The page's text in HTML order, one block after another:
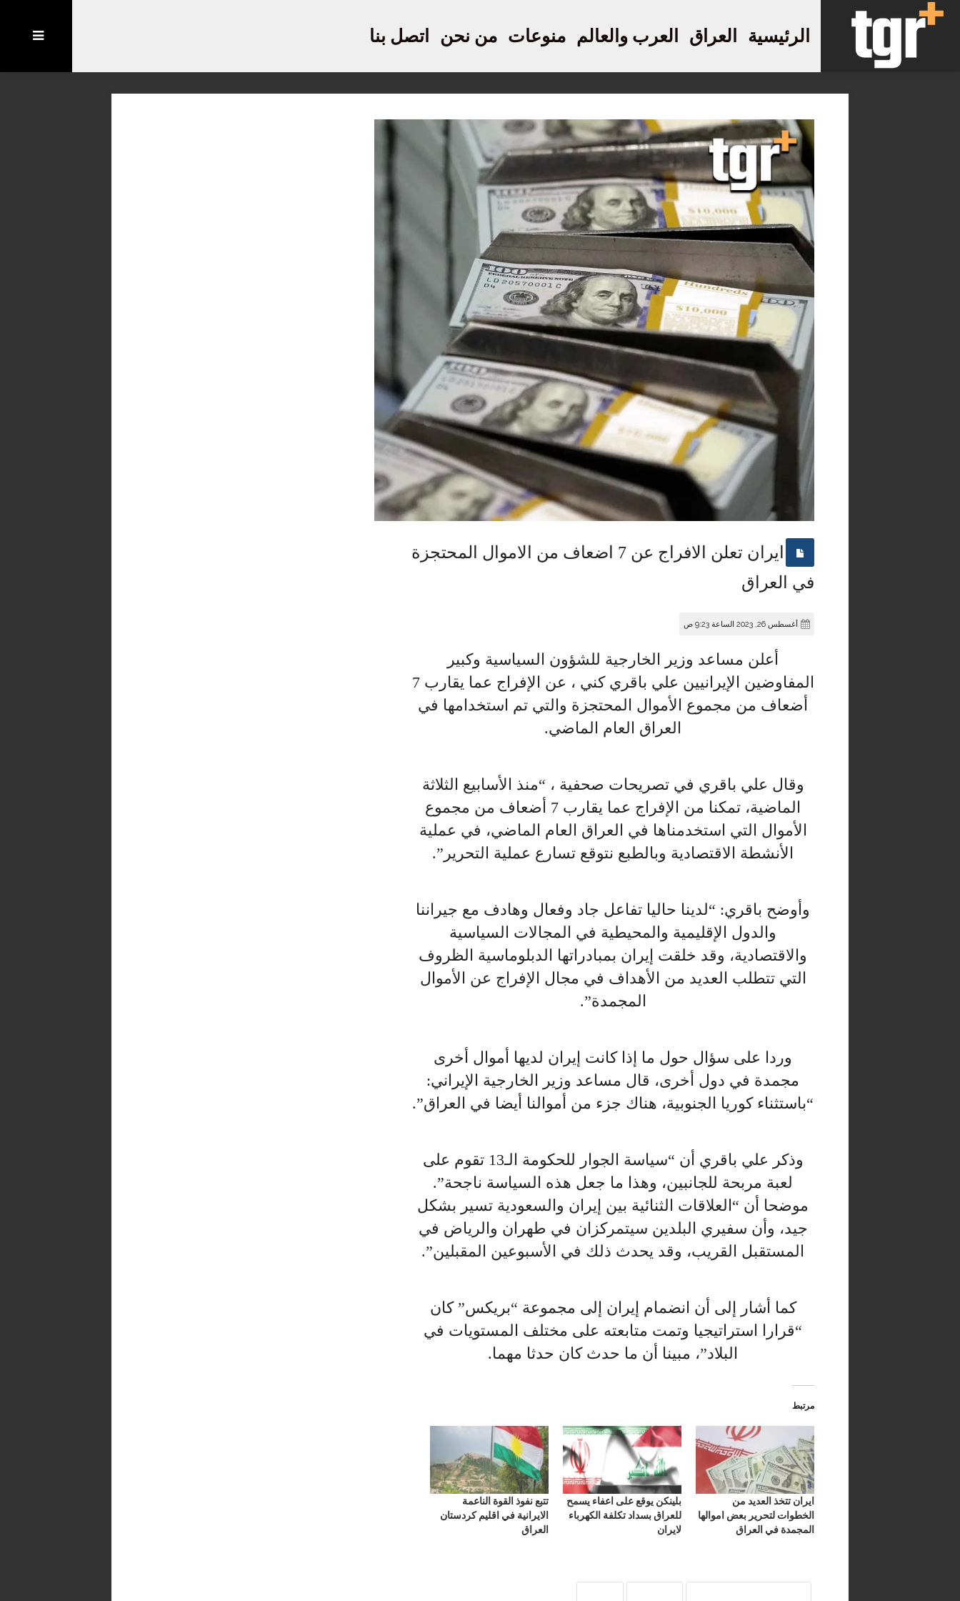
الرئيسية العراق العرب والعالم منوعات من نحن اتصل بنا
ايران تعلن الافراج عن 7 اضعاف من الاموال المحتجزة
في العراق
أغسطس 26, 2023 الساعة 9:23 ص
أعلن مساعد وزير الخارجية للشؤون السياسية وكبير
المفاوضين الإيرانيين علي باقري كني ، عن الإفراج عما يقارب 7
أضعاف من مجموع الأموال المحتجزة والتي تم استخدامها في
العراق العام الماضي.
وقال علي باقري في تصريحات صحفية ، “منذ الأسابيع الثلاثة
الماضية، تمكنا من الإفراج عما يقارب 7 أضعاف من مجموع
الأموال التي استخدمناها في العراق العام الماضي، في عملية
الأنشطة الاقتصادية وبالطبع نتوقع تسارع عملية التحرير”.
وأوضح باقري: “لدينا حاليا تفاعل جاد وفعال وهادف مع جيراننا
والدول الإقليمية والمحيطية في المجالات السياسية
والاقتصادية، وقد خلقت إيران بمبادراتها الدبلوماسية الظروف
التي تتطلب العديد من الأهداف في مجال الإفراج عن الأموال
المجمدة”.
وردا على سؤال حول ما إذا كانت إيران لديها أموال أخرى
مجمدة في دول أخرى، قال مساعد وزير الخارجية الإيراني:
“باستثناء كوريا الجنوبية، هناك جزء من أموالنا أيضا في العراق”.
وذكر علي باقري أن “سياسة الجوار للحكومة الـ13 تقوم على
لعبة مربحة للجانبين، وهذا ما جعل هذه السياسة ناجحة”.
موضحا أن “العلاقات الثنائية بين إيران والسعودية تسير بشكل
جيد، وأن سفيري البلدين سيتمركزان في طهران والرياض في
المستقبل القريب، وقد يحدث ذلك في الأسبوعين المقبلين”.
كما أشار إلى أن انضمام إيران إلى مجموعة “بريكس” كان
“قرارا استراتيجيا وتمت متابعته على مختلف المستويات في
البلاد”، مبينا أن ما حدث كان حدثا مهما.
مرتبط
ايران تتخذ العديد من
الخطوات لتحرير بعض اموالها
المجمدة في العراق
بلينكن يوقع على اعفاء يسمح
للعراق بسداد تكلفة الكهرباء
لايران
تتبع نفوذ القوة الناعمة
الايرانية في اقليم كردستان
العراق